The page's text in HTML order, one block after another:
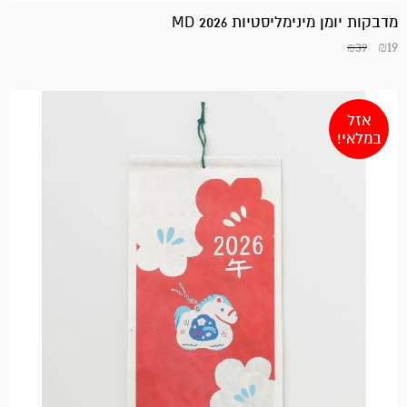
מדבקות יומן מינימליסטיות MD 2026
₪39 ₪19
אזל
במלאי!
₪39.
₪29.